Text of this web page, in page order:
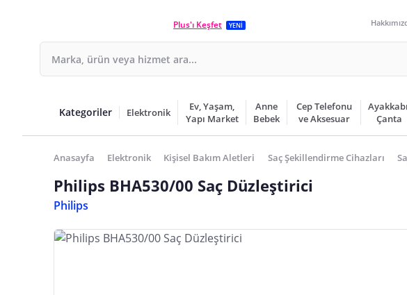
Plus'ı Keşfet YENİ
Kategoriler Elektronik
Ev, Yaşam,
Yapı Market
Anne
Bebek
Cep Telefonu
ve Aksesuar
Çanta
Anasayfa Elektronik Kişisel Bakım Aletleri Saç Şekillendirme Cihazları
Philips BHA530/00 Saç Düzleştirici
Philips